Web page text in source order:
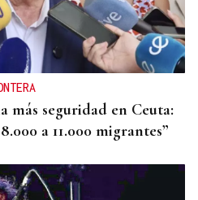
más seguridad en Ceuta:
a 11.000 migrantes”